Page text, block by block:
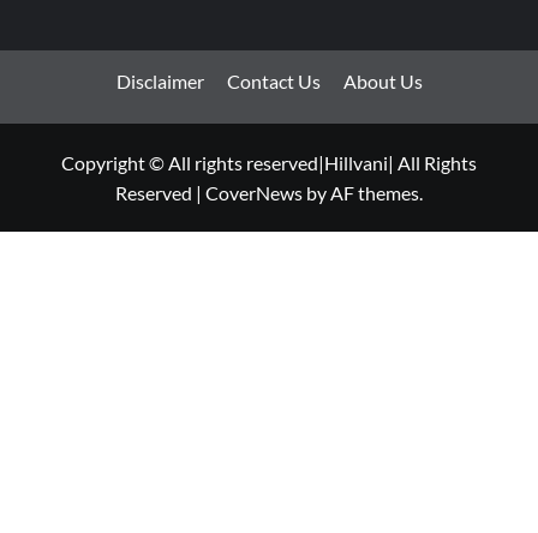
Disclaimer Contact Us About Us
Copyright © All rights reserved|Hillvani| All Rights
Reserved | CoverNews by AF themes.